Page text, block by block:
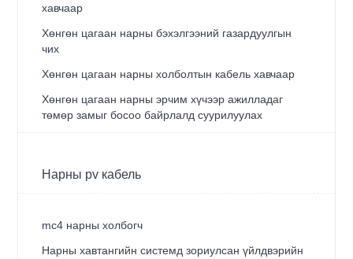
хавчаар
Хөнгөн цагаан нарны бэхэлгээний газардуулгын
чих
Хөнгөн цагаан нарны холболтын кабель хавчаар
Хөнгөн цагаан нарны эрчим хүчээр ажилладаг
төмөр замыг босоо байрлалд суурилуулах
Нарны pv кабель
mc4 нарны холбогч
Нарны хавтангийн системд зориулсан үйлдвэрийн